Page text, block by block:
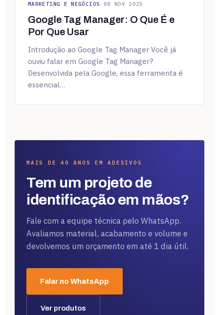
MARKETING E NEGÓCIOS · 08 NOV 2025
Google Tag Manager: O Que É e
Por Que Usar
Introdução ao Google Tag Manager Você já
ouviu falar em Google Tag Manager?
Desenvolvida pela Google, essa ferramenta é
essencial…
MAIS DE 40 ANOS EM ADESIVOS
Tem um projeto de
identificação em mãos?
Fale com a equipe técnica pelo WhatsApp.
Avaliamos material, acabamento e volume e
devolvemos um orçamento em até 1 dia útil.
Falar no WhatsApp
Ver produtos